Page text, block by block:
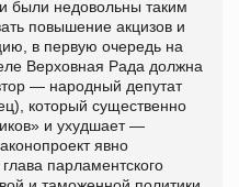
были недовольны таким
повышение акцизов и
в первую очередь на
Верховная Рада должна
— народный депутат
который существенно
и ухудшает —
явно
парламентского